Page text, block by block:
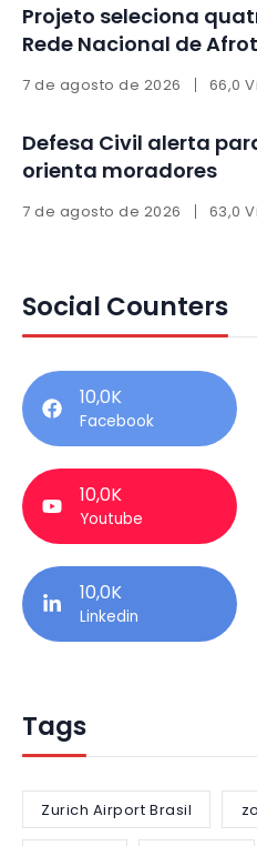
Projeto seleciona
Rede Nacional de
7 de agosto de 2026 66,0
Defesa Civil alerta
orienta moradores
7 de agosto de 2026 63,0
Social Counters
10,0K
Facebook
10,0K
Youtube
10,0K
Linkedin
Tags
Zurich Airport Brasil